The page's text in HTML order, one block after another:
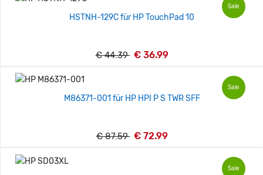
Sale
HSTNH-129C für HP TouchPad 10
€ 44.39 € 36.99
Sale
M86371-001 für HP HPI P S TWR SFF
€ 87.59 € 72.99
Sale